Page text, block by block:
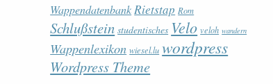
WappendatenbankRietstap Rom
Schlußstein studentisches Velo veloh wandern
Wappenlexikon wiesel.lu wordpress
Wordpress Theme